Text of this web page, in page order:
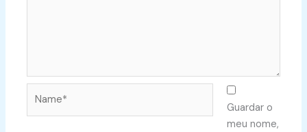
Guardar o
meu nome,